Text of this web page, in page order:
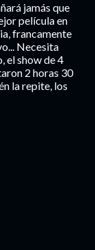
jamás que
película en
francamente
Necesita
el show de 4
2 horas 30
la repite, los